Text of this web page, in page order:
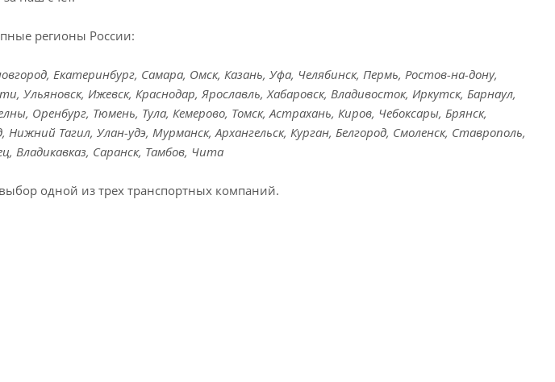
регионы России:
Екатеринбург, Самара, Омск, Казань, Уфа, Челябинск, Пермь, Ростов-на-дону,
Ульяновск, Ижевск, Краснодар, Ярославль, Хабаровск, Владивосток, Иркутск, Барнаул,
Оренбург, Тюмень, Тула, Кемерово, Томск, Астрахань, Киров, Чебоксары, Брянск,
Тагил, Улан-удэ, Мурманск, Архангельск, Курган, Белгород, Смоленск, Ставрополь,
Владикавказ, Саранск, Тамбов, Чита
одной из трех транспортных компаний.